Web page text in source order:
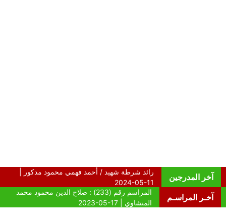
آخر المدرجين
آخـر المراسـم